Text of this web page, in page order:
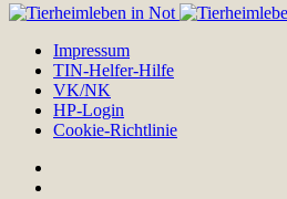
Impressum
TIN-Helfer-Hilfe
VK/NK
HP-Login
Cookie-Richtlinie